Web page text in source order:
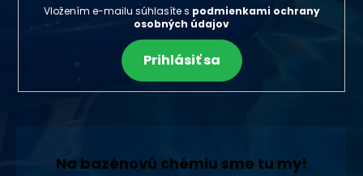
Vložením e-mailu súhlasíte s podmienkami ochrany
osobných údajov
Prihlásiť sa
Na bazénovú chémiu sme tu my!